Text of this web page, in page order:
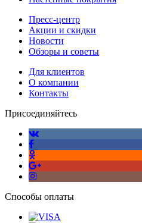
Пресс-центр
Акции и скидки
Новости
Обзоры и советы
Для клиентов
О компании
Контакты
Присоединяйтесь
Способы оплаты